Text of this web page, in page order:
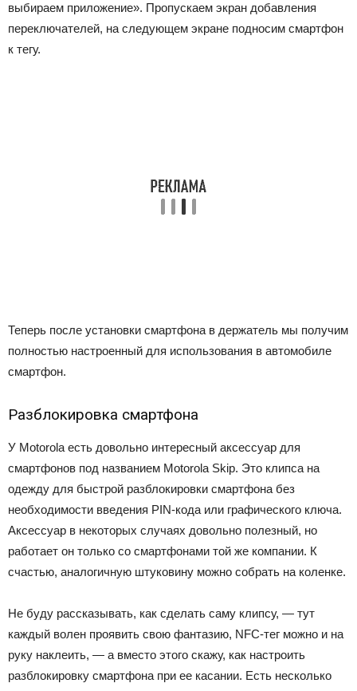
выбираем приложение». Пропускаем экран добавления
переключателей, на следующем экране подносим смартфон
к тегу.
Теперь после установки смартфона в держатель мы получим
полностью настроенный для использования в автомобиле
смартфон.
Разблокировка смартфона
У Motorola есть довольно интересный аксессуар для
смартфонов под названием Motorola Skip. Это клипса на
одежду для быстрой разблокировки смартфона без
необходимости введения PIN-кода или графического ключа.
Аксессуар в некоторых случаях довольно полезный, но
работает он только со смартфонами той же компании. К
счастью, аналогичную штуковину можно собрать на коленке.
Не буду рассказывать, как сделать саму клипсу, — тут
каждый волен проявить свою фантазию, NFC-тег можно и на
руку наклеить, — а вместо этого скажу, как настроить
разблокировку смартфона при ее касании. Есть несколько